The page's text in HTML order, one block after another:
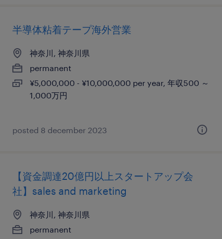
半導体粘着テープ海外営業
神奈川, 神奈川県
permanent
¥5,000,000 - ¥10,000,000 per year, 年収500 ～
1,000万円
posted 8 december 2023
【資金調達20億円以上スタートアップ会
社】sales and marketing
神奈川, 神奈川県
permanent